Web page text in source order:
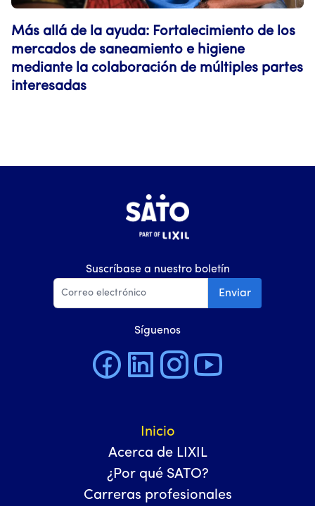
Más allá de la ayuda: Fortalecimiento de los
mercados de saneamiento e higiene
mediante la colaboración de múltiples partes
interesadas
Suscríbase a nuestro boletín
Enviar
Síguenos
Inicio
Acerca de LIXIL
¿Por qué SATO?
Carreras profesionales